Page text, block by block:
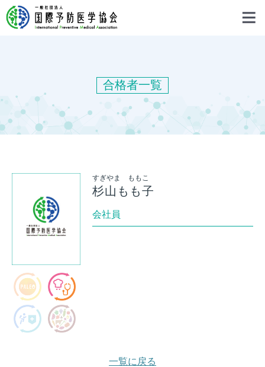
合格者一覧
すぎやま ももこ
杉山もも子
会社員
一覧に戻る